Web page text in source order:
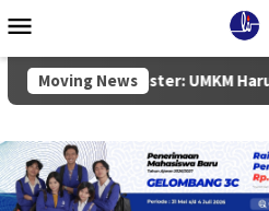
Mobile
Moving News
Koster: UMKM Harus Laku